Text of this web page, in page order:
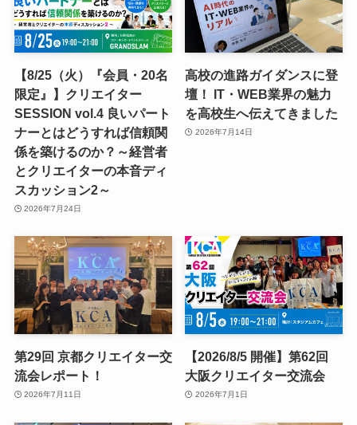
【8/25（火）『会員・20名
限定』】クリエイター
SESSION vol.4 良いパート
ナーとはどうすれば信頼関
係を築けるのか？～経営者
とクリエイターの本音ディ
スカッション2～
2026年7月24日
高校の進路ガイダンスに登
壇！ IT・WEB業界の魅力
を高校生へ伝えてきました
2026年7月14日
第29回 京都クリエイター交
流会レポート！
2026年7月11日
【2026/8/5 開催】第62回
大阪クリエイター交流会
2026年7月1日